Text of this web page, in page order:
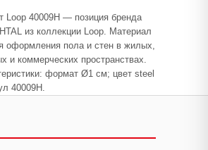
Loop 40009H — позиция бренда
из коллекции Loop. Материал
оформления пола и стен в жилых,
и коммерческих пространствах.
формат Ø1 см; цвет steel
40009H.